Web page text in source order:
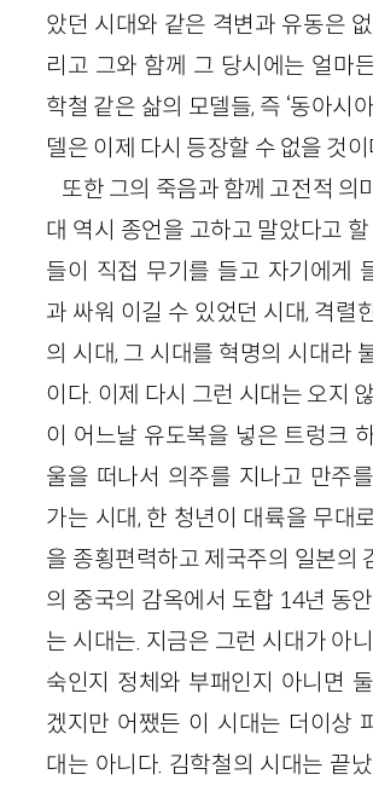
았던 시대와 같은 격변과 유동은
리고 그와 함께 그 당시에는 얼마
학철 같은 삶의 모델들, 즉 ‘동아시
델은 이제 다시 등장할 수 없을 것이
또한 그의 죽음과 함께 고전적 의
대 역시 종언을 고하고 말았다고
들이 직접 무기를 들고 자기에게
과 싸워 이길 수 있었던 시대, 격렬
의 시대, 그 시대를 혁명의 시대라
이다. 이제 다시 그런 시대는 오지
이 어느날 유도복을 넣은 트렁크
울을 떠나서 의주를 지나고 만주
가는 시대, 한 청년이 대륙을 무대
을 종횡편력하고 제국주의 일본의
의 중국의 감옥에서 도합 14년 동
는 시대는. 지금은 그런 시대가 아
숙인지 정체와 부패인지 아니면
겠지만 어쨌든 이 시대는 더이상
대는 아니다. 김학철의 시대는 끝